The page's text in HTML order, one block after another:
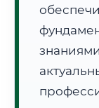
• Экспресс-